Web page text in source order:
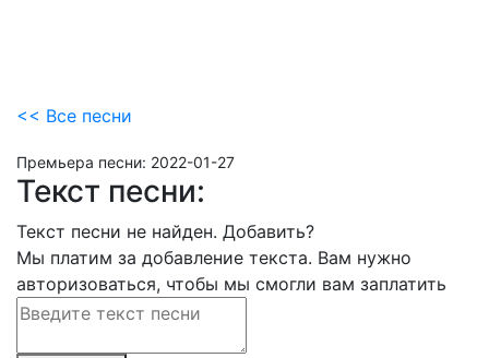
<< Все песни
Премьера песни: 2022-01-27
Текст песни:
Текст песни не найден. Добавить?
Мы платим за добавление текста. Вам нужно
авторизоваться, чтобы мы смогли вам заплатить